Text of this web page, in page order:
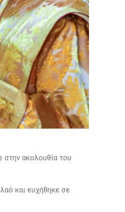
ακολουθία του
και ευχήθηκε σε